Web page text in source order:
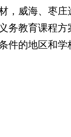
，威海、枣庄
教育课程方
件的地区和